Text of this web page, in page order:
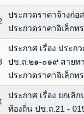
ประกวดราคาจ้างก่
ประกวดราคาอิเล็กท
ประกาศ เรื่อง ประก
ปข.ถ.๒๑-๐๑๙ สายท
ประกวดราคาอิเล็กท
ประกาศ เรื่อง ยกเลิ
ท้องถิ่น ปข.ถ.21 -